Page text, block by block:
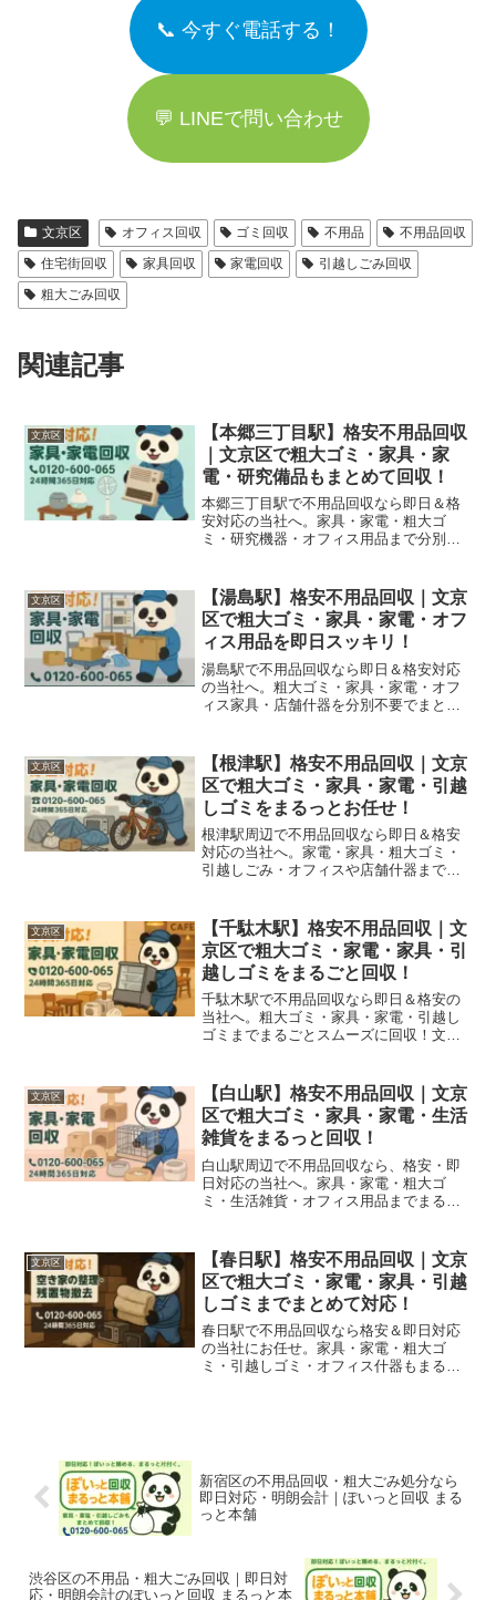
📞 今すぐ電話する！
💬 LINEで問い合わせ
文京区 オフィス回収 ゴミ回収 不用品
不用品回収
住宅街回収
家具回収 家電回収
引越しごみ回収
粗大ごみ回収
関連記事
文京区
【本郷三丁目駅】格安不用品回収
｜文京区で粗大ゴミ・家具・家
電・研究備品もまとめて回収！
本郷三丁目駅で不用品回収なら即日＆格
安対応の当社へ。家具・家電・粗大ゴ
ミ・研究機器・オフィス用品まで分別不
文京区
【湯島駅】格安不用品回収｜文京
区で粗大ゴミ・家具・家電・オフ
ィス用品を即日スッキリ！
湯島駅で不用品回収なら即日＆格安対応
の当社へ。粗大ゴミ・家具・家電・オフ
ィス家具・店舗什器を分別不要でまとめ
文京区
【根津駅】格安不用品回収｜文京
区で粗大ゴミ・家具・家電・引越
しゴミをまるっとお任せ！
根津駅周辺で不用品回収なら即日＆格安
対応の当社へ。家電・家具・粗大ゴミ・
引越しごみ・オフィスや店舗什器までま
文京区
【千駄木駅】格安不用品回収｜文
京区で粗大ゴミ・家電・家具・引
越しゴミをまるごと回収！
千駄木駅で不用品回収なら即日＆格安の
当社へ。粗大ゴミ・家具・家電・引越し
ゴミまでまるごとスムーズに回収！文京
文京区
【白山駅】格安不用品回収｜文京
区で粗大ゴミ・家具・家電・生活
雑貨をまるっと回収！
白山駅周辺で不用品回収なら、格安・即
日対応の当社へ。家具・家電・粗大ゴ
ミ・生活雑貨・オフィス用品までまるご
文京区
【春日駅】格安不用品回収｜文京
区で粗大ゴミ・家電・家具・引越
しゴミまでまとめて対応！
春日駅で不用品回収なら格安＆即日対応
の当社にお任せ。家具・家電・粗大ゴ
ミ・引越しゴミ・オフィス什器もまるご
新宿区の不用品回収・粗大ごみ処分なら
即日対応・明朗会計｜ぽいっと回収 まる
っと本舗
渋谷区の不用品・粗大ごみ回収｜即日対
応・明朗会計のぽいっと回収 まるっと本